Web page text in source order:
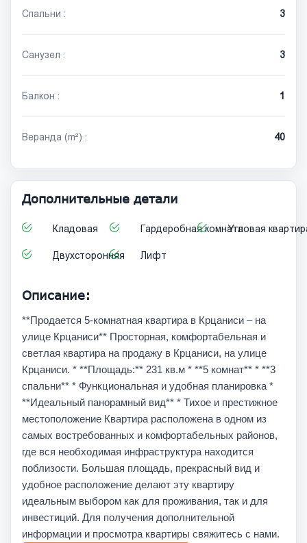
Спальни : 3
Санузел : 3
Балкон : 1
Веранда (m²) : 40
Дополнительные детали
Кладовая Гардеробная комнатаУгловая
Двухсторонняя Лифт
Описание:
**Продается 5-комнатная квартира в Крцаниси – на
улице Крцаниси** Просторная, комфортабельная и
светлая квартира на продажу в Крцаниси, на улице
Крцаниси. * **Площадь:** 231 кв.м * **5 комнат** * **3
спальни** * Функциональная и удобная планировка *
**Идеальный панорамный вид** * Тихое и престижное
местоположение Квартира расположена в одном из
самых востребованных и комфортабельных районов,
где вся необходимая инфраструктура находится
поблизости. Большая площадь, прекрасный вид и
удобное расположение делают эту квартиру
идеальным выбором как для проживания, так и для
инвестиций. Для получения дополнительной
информации и просмотра квартиры свяжитесь с нами.